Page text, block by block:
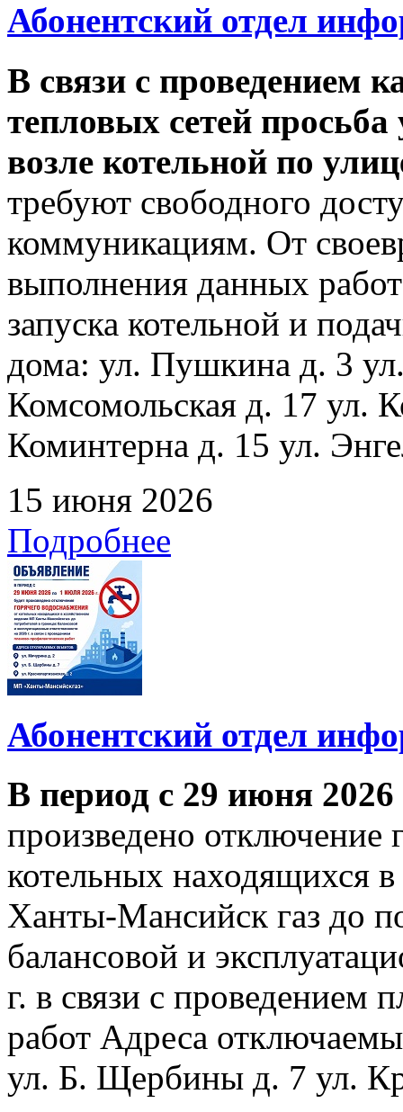
Абонентский отдел
В связи с проведением
тепловых сетей
возле котельной по
требуют свободного
коммуникациям. От
выполнения данных
запуска котельной и
дома: ул. Пушкина д. 3
Комсомольская д. 17 ул.
Коминтерна д. 15 ул.
15 июня 2026
Подробнее
Абонентский отдел
В период с 29 июня
произведено отключение
котельных находящихся
Ханты-Мансийск газ до
балансовой и
г. в связи с проведением
работ Адреса
ул. Б. Щербины д. 7 ул.